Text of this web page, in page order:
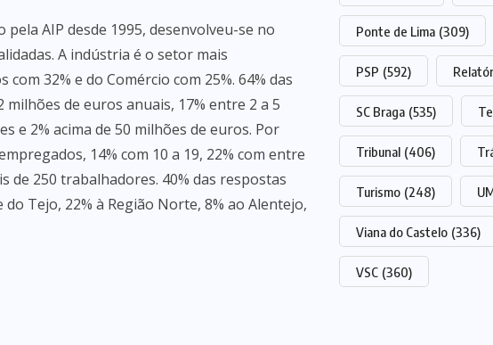
AIP desde 1995, desenvolveu-se no
A indústria é o setor mais
32% e do Comércio com 25%. 64% das
de euros anuais, 17% entre 2 a 5
e 2% acima de 50 milhões de euros. Por
14% com 10 a 19, 22% com entre
de 250 trabalhadores. 40% das respostas
Tejo, 22% à Região Norte, 8% ao Alentejo,
Ponte de Lima (309)
PSP (592)
SC Braga (535)
Tribunal (406)
Turismo (248)
Viana do Castelo (336)
VSC (360)